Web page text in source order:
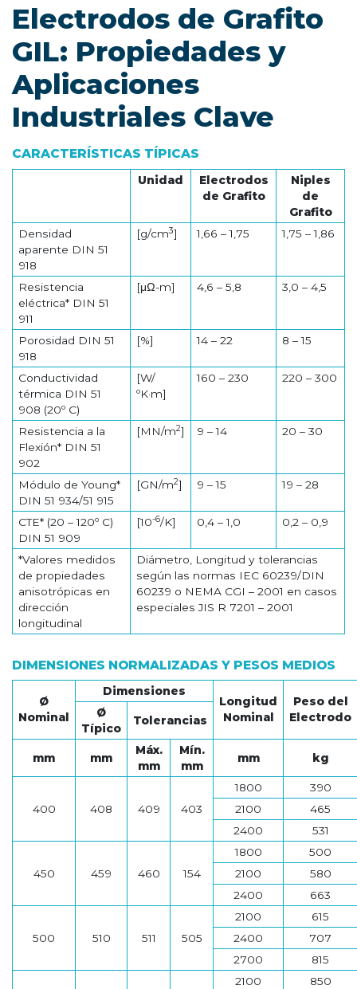
Electrodos de Grafito
GIL: Propiedades y
Aplicaciones
Industriales Clave
CARACTERÍSTICAS TÍPICAS
Unidad
Electrodos
de Grafito
Niples
de
Grafito
Densidad
aparente DIN 51
918
[g/cm3] 1,66 – 1,75 1,75 – 1,86
Resistencia
eléctrica* DIN 51
911
[μΩ-m] 4,6 – 5,8 3,0 – 4,5
Porosidad DIN 51
918
[%] 14 – 22 8 – 15
Conductividad
térmica DIN 51
908 (20º C)
[W/
ºK·m]
160 – 230 220 – 300
Resistencia a la
Flexión* DIN 51
902
[MN/m2] 9 – 14 20 – 30
Módulo de Young*
DIN 51 934/51 915
[GN/m2] 9 – 15 19 – 28
CTE* (20 – 120º C)
DIN 51 909
[10-6/K] 0,4 – 1,0 0,2 – 0,9
*Valores medidos
de propiedades
anisotrópicas en
dirección
longitudinal
Diámetro, Longitud y tolerancias
según las normas IEC 60239/DIN
60239 o NEMA CGI – 2001 en casos
especiales JIS R 7201 – 2001
DIMENSIONES NORMALIZADAS Y PESOS MEDIOS
Ø
Nominal
Dimensiones
Longitud
Nominal
Peso del
Electrodo
Ø
Típico
Tolerancias
mm mm
Máx.
mm
Mín.
mm
mm kg
400 408 409 403
1800
390
2100
465
2400
531
450 459 460 154
1800
500
2100
580
2400
663
500 510 511 505
2100
615
2400
707
2700
815
2100
850